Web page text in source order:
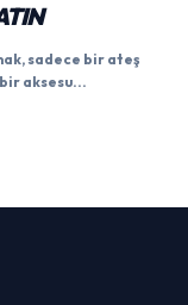
sadece bir ateş
aksesu...